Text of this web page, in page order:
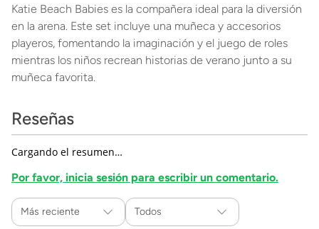
Katie Beach Babies es la compañera ideal para la diversión
en la arena. Este set incluye una muñeca y accesorios
playeros, fomentando la imaginación y el juego de roles
mientras los niños recrean historias de verano junto a su
muñeca favorita.
Reseñas
Cargando el resumen…
Por favor, inicia sesión para escribir un comentario.
Más reciente Todos